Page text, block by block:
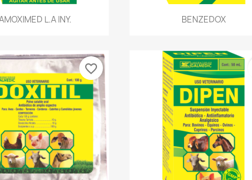
Vista rápida
L.A INY. Vista rápida
BENZEDOX
favorite_border